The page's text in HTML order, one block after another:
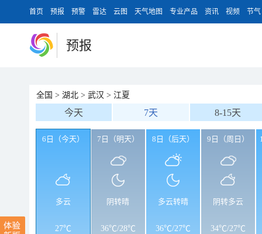
首页 预报 预警 雷达 云图 天气地图 专业产品 资讯 视频 节气
预报
全国 > 湖北 > 武汉 > 江夏
今天 7天 8-15天
6日（今天）
多云
27℃
7日（明天）
阴转晴
36℃/28℃
8日（后天）
多云转晴
36℃/27℃
9日（周日）
阴转多云
34℃/27℃